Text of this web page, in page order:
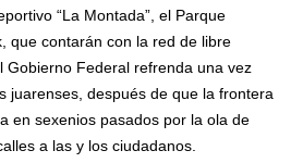
“La Montada”, el Parque
que contarán con la red de libre
Gobierno Federal refrenda una vez
juarenses, después de que la frontera
en sexenios pasados por la ola de
a las y los ciudadanos.